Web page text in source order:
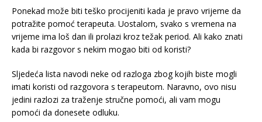
Ponekad može biti teško procijeniti kada je pravo vrijeme da
potražite pomoć terapeuta. Uostalom, svako s vremena na
vrijeme ima loš dan ili prolazi kroz težak period. Ali kako znati
kada bi razgovor s nekim mogao biti od koristi?
Sljedeća lista navodi neke od razloga zbog kojih biste mogli
imati koristi od razgovora s terapeutom. Naravno, ovo nisu
jedini razlozi za traženje stručne pomoći, ali vam mogu
pomoći da donesete odluku.